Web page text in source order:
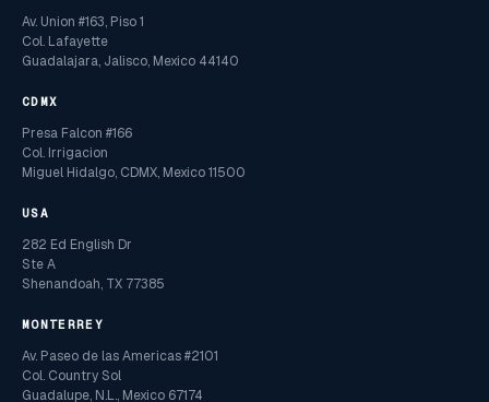
Av. Union #163, Piso 1
Col. Lafayette
Guadalajara, Jalisco, Mexico 44140
CDMX
Presa Falcon #166
Col. Irrigacion
Miguel Hidalgo, CDMX, Mexico 11500
USA
282 Ed English Dr
Ste A
Shenandoah, TX 77385
MONTERREY
Av. Paseo de las Americas #2101
Col. Country Sol
Guadalupe, N.L., Mexico 67174